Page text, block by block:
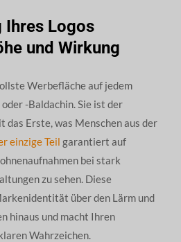
Ihres Logos
und Wirkung
Werbefläche auf jedem
-Baldachin. Sie ist der
das Erste, was Menschen aus der
einzige Teil garantiert auf
bei stark
zu sehen. Diese
über den Lärm und
hinaus und macht Ihren
Wahrzeichen.